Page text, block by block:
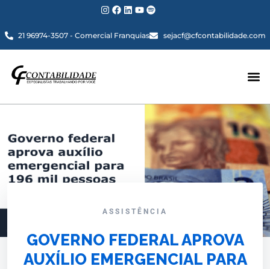
21 96974-3507 - Comercial Franquias sejacf@cfcontabilidade.com
ASSISTÊNCIA
GOVERNO FEDERAL APROVA
AUXÍLIO EMERGENCIAL PARA